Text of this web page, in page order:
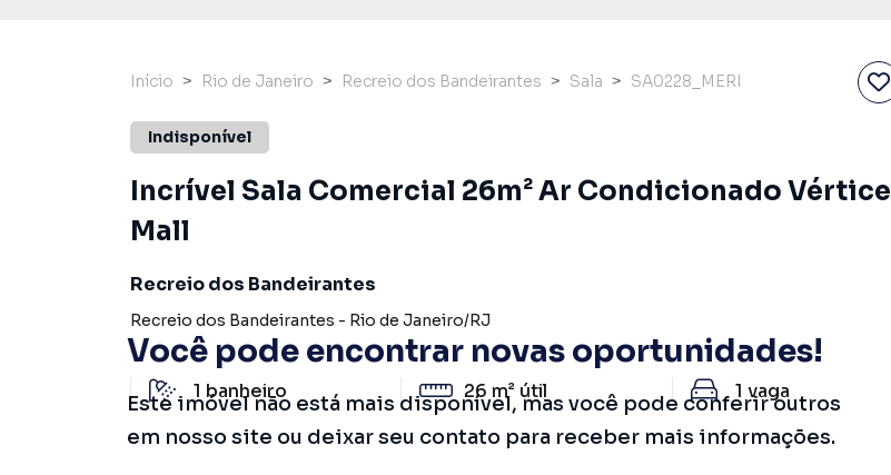
Você pode encontrar novas oportunidades!
Este imóvel não está mais disponível, mas você pode conferir outros
em nosso site ou deixar seu contato para receber mais informações.
Início Rio de Janeiro Recreio dos Bandeirantes Sala SA0228_MERI
Indisponível
Incrível Sala Comercial 26m² Ar Condicionado Vértice
Mall
Recreio dos Bandeirantes
Recreio dos Bandeirantes - Rio de Janeiro/RJ
1 banheiro 26 m² útil 1 vaga